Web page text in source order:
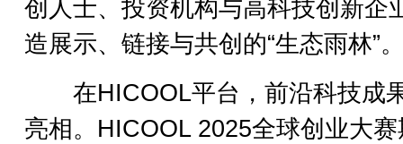
创人士、投资机构与高科技创新企
造展示、链接与共创的“生态雨林”
在HICOOL平台，前沿科技成
亮相。HICOOL 2025全球创业大赛